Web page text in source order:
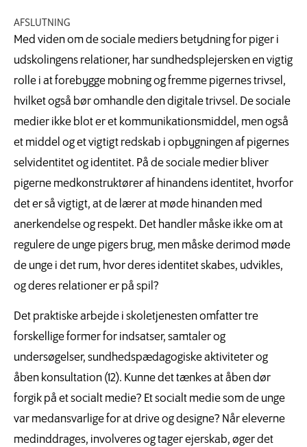
AFSLUTNING
Med viden om de sociale mediers betydning for piger i
udskolingens relationer, har sundhedsplejersken en vigtig
rolle i at forebygge mobning og fremme pigernes trivsel,
hvilket også bør omhandle den digitale trivsel. De sociale
medier ikke blot er et kommunikationsmiddel, men også
et middel og et vigtigt redskab i opbygningen af pigernes
selvidentitet og identitet. På de sociale medier bliver
pigerne medkonstruktører af hinandens identitet, hvorfor
det er så vigtigt, at de lærer at møde hinanden med
anerkendelse og respekt. Det handler måske ikke om at
regulere de unge pigers brug, men måske derimod møde
de unge i det rum, hvor deres identitet skabes, udvikles,
og deres relationer er på spil?
Det praktiske arbejde i skoletjenesten omfatter tre
forskellige former for indsatser, samtaler og
undersøgelser, sundhedspædagogiske aktiviteter og
åben konsultation (12). Kunne det tænkes at åben dør
forgik på et socialt medie? Et socialt medie som de unge
var medansvarlige for at drive og designe? Når eleverne
medinddrages, involveres og tager ejerskab, øger det